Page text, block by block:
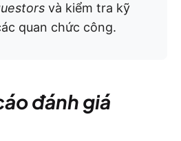
và kiểm tra kỹ
quan chức công.
đánh giá